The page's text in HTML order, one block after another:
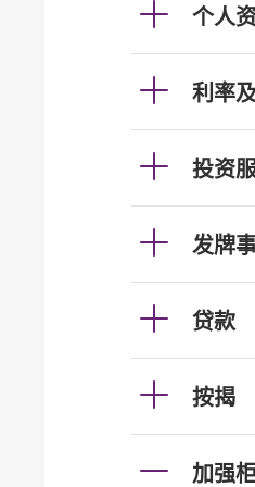
个人
利率
投资
发牌
贷款
按揭
加强